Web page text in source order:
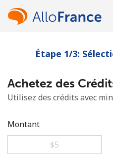
Vous avez déjà un
Étape 1/3:
Achetez des
Utilisez des crédits avec
Montant
⁦$5⁩